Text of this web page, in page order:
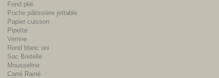
Fond plié
Poche pâtissière jettable
Papier cuisson
Pipette
Verrine
Rond blanc uni
Sac Bretelle
Mousseline
Carré Rainé